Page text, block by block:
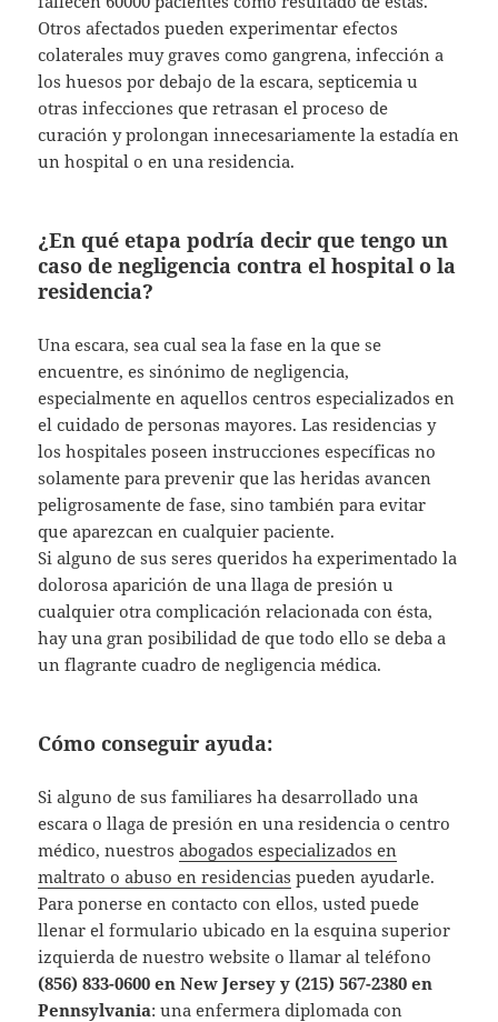
Otros afectados pueden experimentar efectos
colaterales muy graves como gangrena, infección a
los huesos por debajo de la escara, septicemia u
otras infecciones que retrasan el proceso de
curación y prolongan innecesariamente la estadía en
un hospital o en una residencia.
¿En qué etapa podría decir que tengo un
caso de negligencia contra el hospital o la
residencia?
Una escara, sea cual sea la fase en la que se
encuentre, es sinónimo de negligencia,
especialmente en aquellos centros especializados en
el cuidado de personas mayores. Las residencias y
los hospitales poseen instrucciones específicas no
solamente para prevenir que las heridas avancen
peligrosamente de fase, sino también para evitar
que aparezcan en cualquier paciente.
Si alguno de sus seres queridos ha experimentado la
dolorosa aparición de una llaga de presión u
cualquier otra complicación relacionada con ésta,
hay una gran posibilidad de que todo ello se deba a
un flagrante cuadro de negligencia médica.
Cómo conseguir ayuda:
Si alguno de sus familiares ha desarrollado una
escara o llaga de presión en una residencia o centro
médico, nuestrosabogados especializados en
maltrato o abuso en residencias pueden ayudarle.
Para ponerse en contacto con ellos, usted puede
llenar el formulario ubicado en la esquina superior
izquierda de nuestro website o llamar al teléfono
(856) 833-0600 en New Jersey y (215) 567-2380 en
Pennsylvania: una enfermera diplomada con